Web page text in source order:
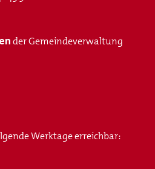
der Gemeindeverwaltung
Werktage erreichbar: